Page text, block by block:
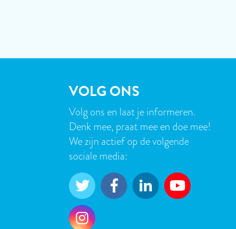
VOLG ONS
Volg ons en laat je informeren.
Denk mee, praat mee en doe mee!
We zijn actief op de volgende
sociale media: